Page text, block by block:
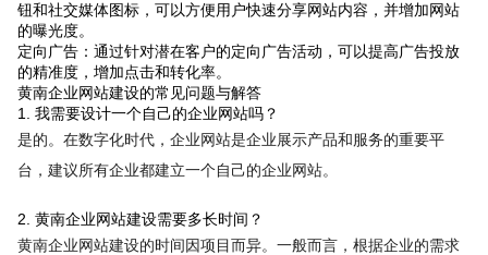
钮和社交媒体图标，可以方便用户快速分享网站内容，并增加网站
的曝光度。
定向广告：通过针对潜在客户的定向广告活动，可以提高广告投放
的精准度，增加点击和转化率。
黄南企业网站建设的常见问题与解答
1. 我需要设计一个自己的企业网站吗？
是的。在数字化时代，企业网站是企业展示产品和服务的重要平
台，建议所有企业都建立一个自己的企业网站。
2. 黄南企业网站建设需要多长时间？
黄南企业网站建设的时间因项目而异。一般而言，根据企业的需求